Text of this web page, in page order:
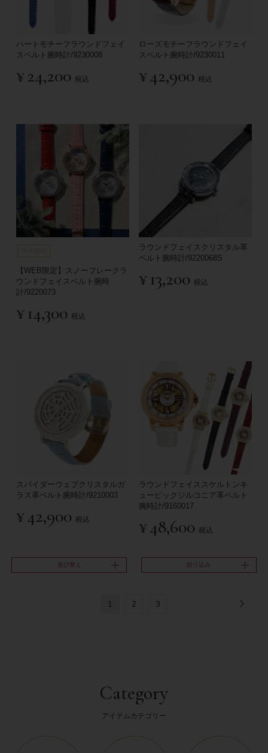
ハートモチーフラウンドフェイ
スベルト腕時計/9230008
¥24,200 税込
ローズモチーフラウンドフェイ
スベルト腕時計/9230011
¥42,900 税込
【WEB限定】スノーフレークラ
ウンドフェイスベルト腕時
計/9220073
¥ 14,300 税込
ラウンドフェイスクリスタル革
ベルト腕時計/9220068S
¥ 13,200 税込
スパイダーウェブクリスタルガ
ラス革ベルト腕時計/9210003
¥42,900 税込
ラウンドフェイススケルトンキ
ュービックジルコニア革ベルト
腕時計/9160017
¥48,600 税込
並び替え 絞り込み
1 2 3
Category
アイテムカテゴリー